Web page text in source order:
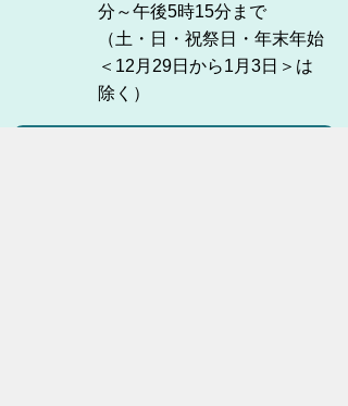
分～午後5時15分まで
（土・日・祝祭日・年末年始
＜12月29日から1月3日＞は
除く）